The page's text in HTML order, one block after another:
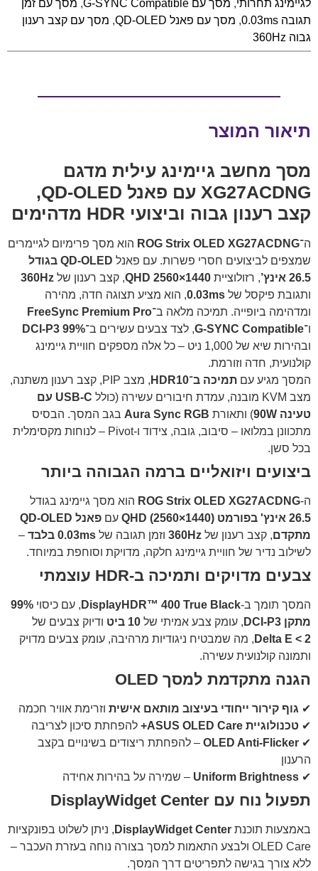
לגיימינג תחרותי, מסך עם G-SYNC Compatible , מסך עם זמן
תגובה 0.03ms
, מסך עם פאנל QD-OLED , מסך עם קצב רענון
גבוה 360Hz
תיאור המוצר
מסך מחשב גיימינג עילית מדגם
XG27ACDNG עם פאנל QD-OLED,
קצב רענון גבוה וביצועי HDR מדהימים
ה־ROG Strix OLED XG27ACDNG הוא מסך פרימיום לגיימרים
שמצפים לביצועים חסרי פשרות. עם פאנל
QD-OLED בגודל
26.5 אינץ’
, רזולוציית QHD 2560×1440, קצב רענון של 360Hz
ותגובת פיקסל של 0.03ms, הוא מציע תצוגה חדה, מהירה
ומדהימה ביופייה. תמיכה מלאה ב־FreeSync Premium Pro
ו־G-SYNC Compatible, לצד צבעים עשירים ב־99% DCI-P3
ובהירות שיא של 1,000 ניט – כל אלה מספקים חוויית גיימינג
קולנועית, חדה וזורמת.
המסך מגיע עם תמיכה ב־HDR10
, מצב PIP, קצב רענון משתנה,
מצב KVM מובנה, עמדת חיבורים עשירה (כולל
USB-C עם
טעינה 90W
) ותאורת Aura Sync RGB בגב המסך. הבסיס
מתכוונן במלואו – סיבוב, גובה, צידוד ו-Pivot – לנוחות מקסימלית
בכל סשן.
ביצועים ויזואליים ברמה הגבוהה ביותר
ה-ROG Strix OLED XG27ACDNG הוא מסך גיימינג בגודל
26.5 אינץ' בפורמט QHD (2560×1440)
עם
פאנל QD-OLED
מתקדם, קצב רענון של 360Hz וזמן תגובה של 0.03ms בלבד
–
לשילוב נדיר של חוויית גיימינג חלקה, מדויקת וסוחפת במיוחד.
צבעים מדויקים ותמיכה ב-HDR עוצמתי
המסך תומך ב-DisplayHDR™ 400 True Black , עם כיסוי 99%
מתקן DCI-P3
, עומק צבע אמיתי של 10 ביט
ודיוק צבעים של
Delta E < 2 , מה שמבטיח ניגודיות מרהיבה, עומק צבעים מדויק
ותמונה קולנועית עשירה.
הגנה מתקדמת למסך OLED
✔ גוף קירור ייחודי בעיצוב מותאם אישית וזרימת אוויר חכמה
✔ טכנולוגיית ASUS OLED Care+
להפחתת סיכון לצריבה
✔
OLED Anti-Flicker – להפחתת ריצודים בשינויים בקצב
הרענון
✔
Uniform Brightness – שמירה על בהירות אחידה
תפעול נוח עם DisplayWidget Center
באמצעות תוכנת DisplayWidget Center , ניתן לשלוט בפונקציות
OLED Care ולבצע התאמות למסך בצורה נוחה בעזרת העכבר –
ללא צורך בגישה לתפריטים דרך המסך.